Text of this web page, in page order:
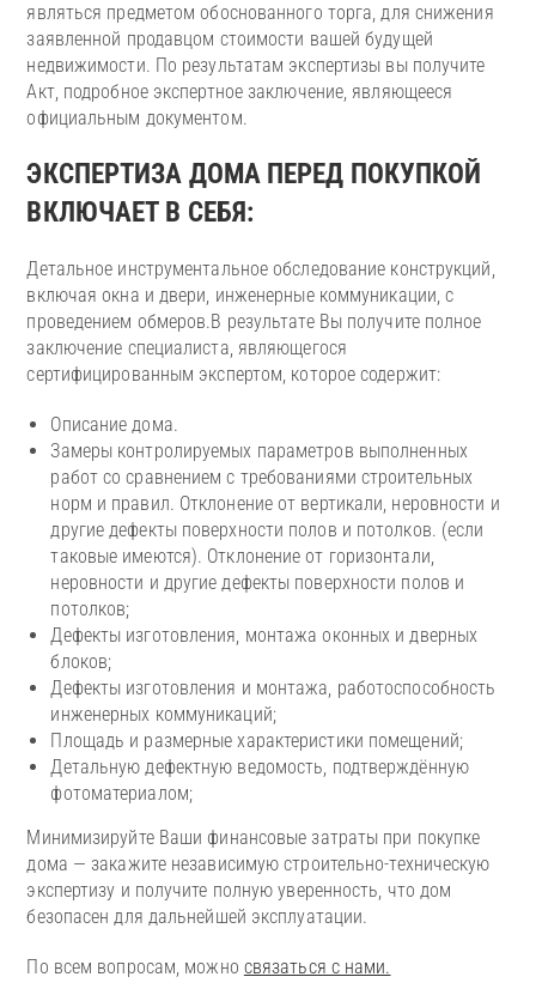
являться предметом обоснованного торга, для снижения
заявленной продавцом стоимости вашей будущей
недвижимости. По результатам экспертизы вы получите
Акт, подробное экспертное заключение, являющееся
официальным документом.
ЭКСПЕРТИЗА ДОМА ПЕРЕД ПОКУПКОЙ
ВКЛЮЧАЕТ В СЕБЯ:
Детальное инструментальное обследование конструкций,
включая окна и двери, инженерные коммуникации, с
проведением обмеров.В результате Вы получите полное
заключение специалиста, являющегося
сертифицированным экспертом, которое содержит:
Описание дома.
Замеры контролируемых параметров выполненных
работ со сравнением с требованиями строительных
норм и правил. Отклонение от вертикали, неровности и
другие дефекты поверхности полов и потолков. (если
таковые имеются). Отклонение от горизонтали,
неровности и другие дефекты поверхности полов и
потолков;
Дефекты изготовления, монтажа оконных и дверных
блоков;
Дефекты изготовления и монтажа, работоспособность
инженерных коммуникаций;
Площадь и размерные характеристики помещений;
Детальную дефектную ведомость, подтверждённую
фотоматериалом;
Минимизируйте Ваши финансовые затраты при покупке
дома — закажите независимую строительно-техническую
экспертизу и получите полную уверенность, что дом
безопасен для дальнейшей эксплуатации.
По всем вопросам, можно связаться с нами.